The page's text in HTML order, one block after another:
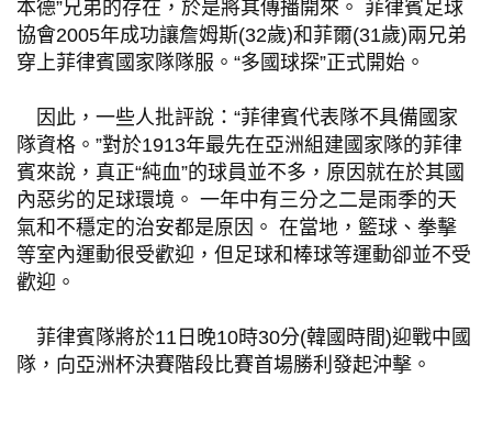
本德”兄弟的存在，於是將其傳播開來。 菲律賓足球
協會2005年成功讓詹姆斯(32歲)和菲爾(31歲)兩兄弟
穿上菲律賓國家隊隊服。“多國球探”正式開始。
因此，一些人批評說：“菲律賓代表隊不具備國家
隊資格。”對於1913年最先在亞洲組建國家隊的菲律
賓來說，真正“純血”的球員並不多，原因就在於其國
內惡劣的足球環境。 一年中有三分之二是雨季的天
氣和不穩定的治安都是原因。 在當地，籃球、拳擊
等室內運動很受歡迎，但足球和棒球等運動卻並不受
歡迎。
菲律賓隊將於11日晚10時30分(韓國時間)迎戰中國
隊，向亞洲杯決賽階段比賽首場勝利發起沖擊。